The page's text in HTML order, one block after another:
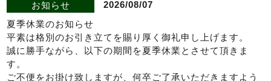
お知らせ
2026/08/07
夏季休業のお知らせ
平素は格別のお引き立てを賜り厚く御礼申し上げます。
誠に勝手ながら、以下の期間を夏季休業とさせて頂きま
す。
ご不便をお掛け致しますが、何卒ご了承いただきますよう